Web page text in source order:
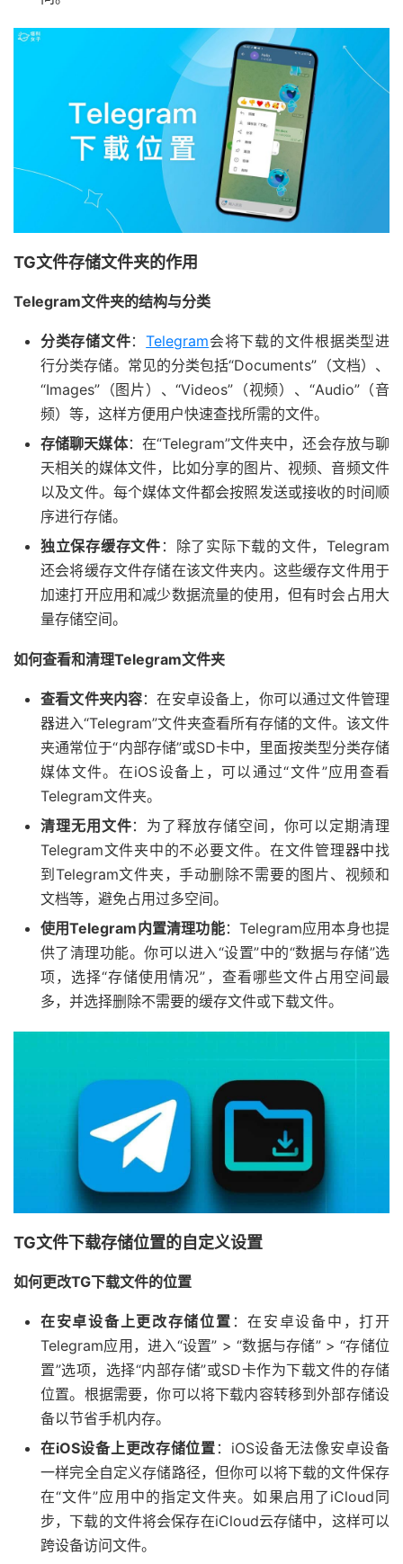
TG文件存储文件夹的作用
Telegram文件夹的结构与分类
分类存储文件：Telegram会将下载的文件根据类型进
行分类存储。常见的分类包括“Documents”（文档）、
“Images”（图片）、“Videos”（视频）、“Audio”（音
频）等，这样方便用户快速查找所需的文件。
存储聊天媒体：在“Telegram”文件夹中，还会存放与聊
天相关的媒体文件，比如分享的图片、视频、音频文件
以及文件。每个媒体文件都会按照发送或接收的时间顺
序进行存储。
独立保存缓存文件 ：除了实际下载的文件，Telegram
还会将缓存文件存储在该文件夹内。这些缓存文件用于
加速打开应用和减少数据流量的使用，但有时会占用大
量存储空间。
如何查看和清理Telegram文件夹
查看文件夹内容：在安卓设备上，你可以通过文件管理
器进入“Telegram”文件夹查看所有存储的文件。该文件
夹通常位于“内部存储”或SD卡中，里面按类型分类存储
媒体文件。在iOS设备上，可以通过“文件”应用查看
Telegram文件夹。
清理无用文件：为了释放存储空间，你可以定期清理
Telegram文件夹中的不必要文件。在文件管理器中找
到Telegram文件夹，手动删除不需要的图片、视频和
文档等，避免占用过多空间。
使用Telegram内置清理功能：Telegram应用本身也提
供了清理功能。你可以进入“设置”中的“数据与存储”选
项，选择“存储使用情况”，查看哪些文件占用空间最
多，并选择删除不需要的缓存文件或下载文件。
TG文件下载存储位置的自定义设置
如何更改TG下载文件的位置
在安卓设备上更改存储位置 ：在安卓设备中，打开
Telegram应用，进入“设置” > “数据与存储” > “存储位
置”选项，选择“内部存储”或SD卡作为下载文件的存储
位置。根据需要，你可以将下载内容转移到外部存储设
备以节省手机内存。
在iOS设备上更改存储位置 ：iOS设备无法像安卓设备
一样完全自定义存储路径，但你可以将下载的文件保存
在“文件”应用中的指定文件夹。如果启用了iCloud同
步，下载的文件将会保存在iCloud云存储中，这样可以
跨设备访问文件。